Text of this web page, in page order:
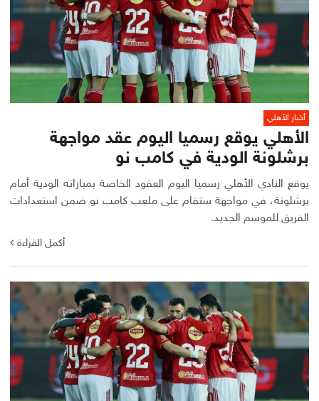
أخبار الأهلي
الأهلي يوقع رسميا اليوم عقد مواجهة
برشلونة الودية في كامب نو
يوقع النادي الأهلي رسميا اليوم العقود الخاصة بمباراته الودية أمام
برشلونة، في مواجهة ستقام على ملعب كامب نو ضمن استعدادات
الفريق للموسم الجديد.
أكمل القراءة